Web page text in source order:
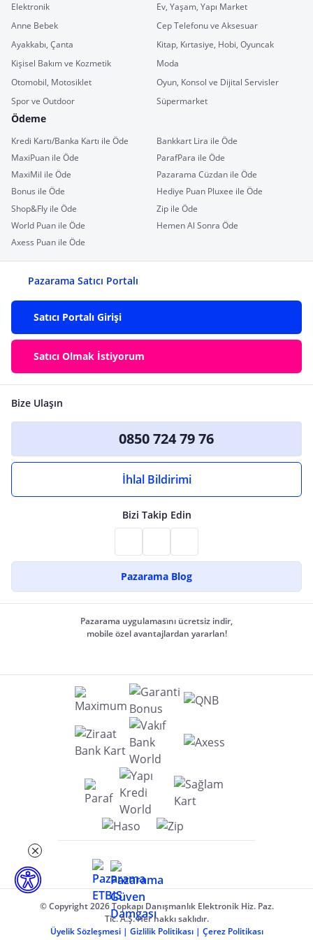
Elektronik
Ev, Yaşam, Yapı Market
Anne Bebek
Cep Telefonu ve Aksesuar
Ayakkabı, Çanta
Kitap, Kırtasiye, Hobi, Oyuncak
Kişisel Bakım ve Kozmetik
Moda
Otomobil, Motosiklet
Oyun, Konsol ve Dijital Servisler
Spor ve Outdoor
Süpermarket
Ödeme
Kredi Kartı/Banka Kartı ile Öde
Bankkart Lira ile Öde
MaxiPuan ile Öde
ParafPara ile Öde
MaxiMil ile Öde
Pazarama Cüzdan ile Öde
Bonus ile Öde
Hediye Puan Pluxee ile Öde
Shop&Fly ile Öde
Zip ile Öde
World Puan ile Öde
Hemen Al Sonra Öde
Axess Puan ile Öde
Pazarama Satıcı Portalı
Satıcı Portalı Girişi
Satıcı Olmak İstiyorum
Bize Ulaşın
0850 724 79 76
İhlal Bildirimi
Bizi Takip Edin
Pazarama Blog
Pazarama uygulamasını ücretsiz indir,
mobile özel avantajlardan yararlan!
© Copyright 2026 Topkapı Danışmanlık Elektronik Hiz. Paz.
Tic. A.Ş. Her hakkı saklıdır.
Üyelik Sözleşmesi | Gizlilik Politikası | Çerez Politikası